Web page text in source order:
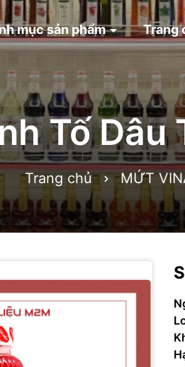
mục sản phẩm Trang
Tố Dâu
Trang chủ MỨT